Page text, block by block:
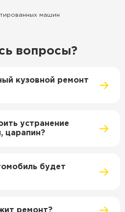
машин
вопросы?
кузовной ремонт
устранение
царапин?
будет
ремонт?